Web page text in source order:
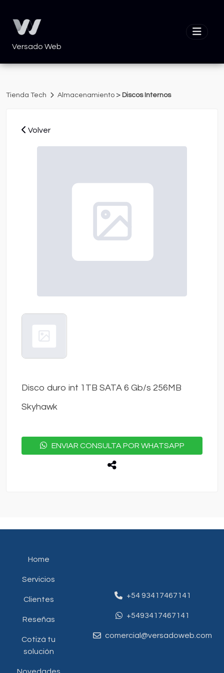
Versado Web
Tienda Tech Almacenamiento > Discos Internos
Volver
Disco duro int 1TB SATA 6 Gb/s 256MB
Skyhawk
ENVIAR CONSULTA POR WHATSAPP
Home
Servicios
Clientes
Reseñas
Cotizá tu
solución
+54 93417467141
+5493417467141
comercial@versadoweb.com